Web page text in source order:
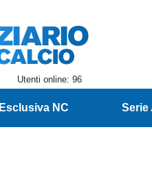
Utenti online: 96
Esclusiva NC Serie